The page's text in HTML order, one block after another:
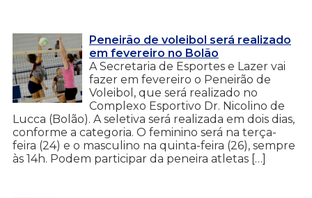
Peneirão de voleibol será realizado
em fevereiro no Bolão
A Secretaria de Esportes e Lazer vai
fazer em fevereiro o Peneirão de
Voleibol, que será realizado no
Complexo Esportivo Dr. Nicolino de
Lucca (Bolão). A seletiva será realizada em dois dias,
conforme a categoria. O feminino será na terça-
feira (24) e o masculino na quinta-feira (26), sempre
às 14h. Podem participar da peneira atletas […]